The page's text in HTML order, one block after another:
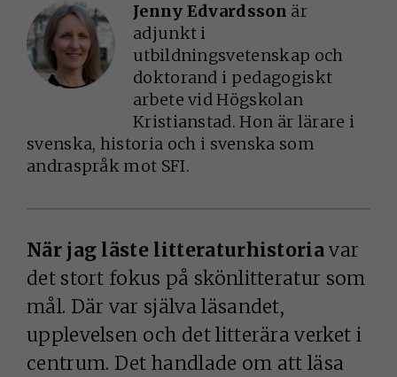
Jenny Edvardsson är
adjunkt i
utbildningsvetenskap och
doktorand i pedagogiskt
arbete vid Högskolan
Kristianstad. Hon är lärare i
svenska, historia och i svenska som
andraspråk mot SFI.
När jag läste litteraturhistoriavar
det stort fokus på skönlitteratur som
mål. Där var själva läsandet,
upplevelsen och det litterära verket i
centrum. Det handlade om att läsa